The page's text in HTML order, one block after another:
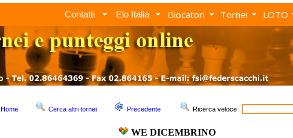
Contatti Elo Italia Giocatori Tornei LOTO
Home Cerca altri tornei Precedente Ricerca veloce
WE DICEMBRINO